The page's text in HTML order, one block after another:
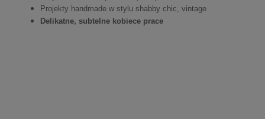
Projekty handmade w stylu shabby chic, vintage
Delikatne, subtelne kobiece prace